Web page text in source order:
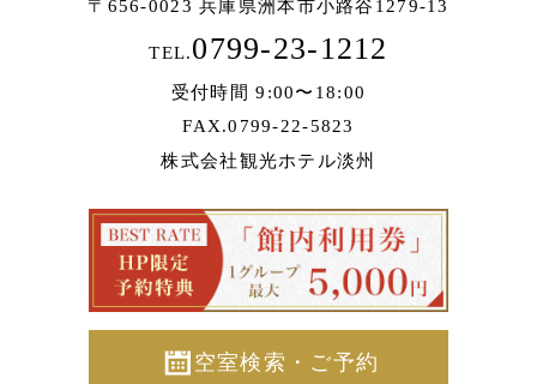
〒656-0023 兵庫県洲本市小路谷1279-13
TEL.0799-23-1212
受付時間 9:00〜18:00
FAX.0799-22-5823
株式会社観光ホテル淡州
空室検索・ご予約